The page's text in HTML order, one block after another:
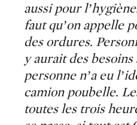
aussi pour
faut qu’on appelle
des ordures.
y aurait des
personne n’a eu
camion poubelle.
toutes les trois